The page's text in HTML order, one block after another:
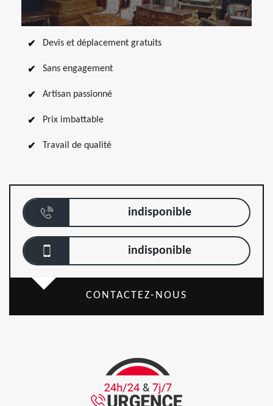
Devis et déplacement gratuits
Sans engagement
Artisan passionné
Prix imbattable
Travail de qualité
indisponible
indisponible
CONTACTEZ-NOUS